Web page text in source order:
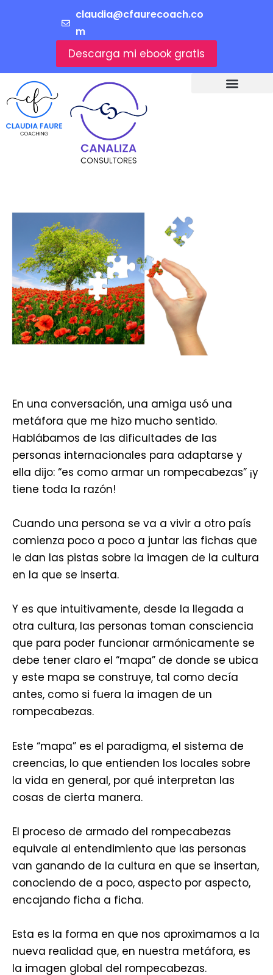
claudia@cfaurecoach.co
m
Descarga mi ebook gratis
En una conversación, una amiga usó una
metáfora que me hizo mucho sentido.
Hablábamos de las dificultades de las
personas internacionales para adaptarse y
ella dijo: “es como armar un rompecabezas” ¡y
tiene toda la razón!
Cuando una persona se va a vivir a otro país
comienza poco a poco a juntar las fichas que
le dan las pistas sobre la imagen de la cultura
en la que se inserta.
Y es que intuitivamente, desde la llegada a
otra cultura, las personas toman consciencia
que para poder funcionar armónicamente se
debe tener claro el “mapa” de donde se ubica
y este mapa se construye, tal como decía
antes, como si fuera la imagen de un
rompecabezas.
Este “mapa” es el paradigma, el sistema de
creencias, lo que entienden los locales sobre
la vida en general, por qué interpretan las
cosas de cierta manera.
El proceso de armado del rompecabezas
equivale al entendimiento que las personas
van ganando de la cultura en que se insertan,
conociendo de a poco, aspecto por aspecto,
encajando ficha a ficha.
Esta es la forma en que nos aproximamos a la
nueva realidad que, en nuestra metáfora, es
la imagen global del rompecabezas.